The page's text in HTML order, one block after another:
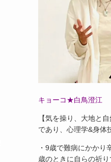
キョーコ★白鳥澄江
【気を操り、大地と
であり、心理学&身体
・9歳で難病にかかり
歳のときに自らの祈